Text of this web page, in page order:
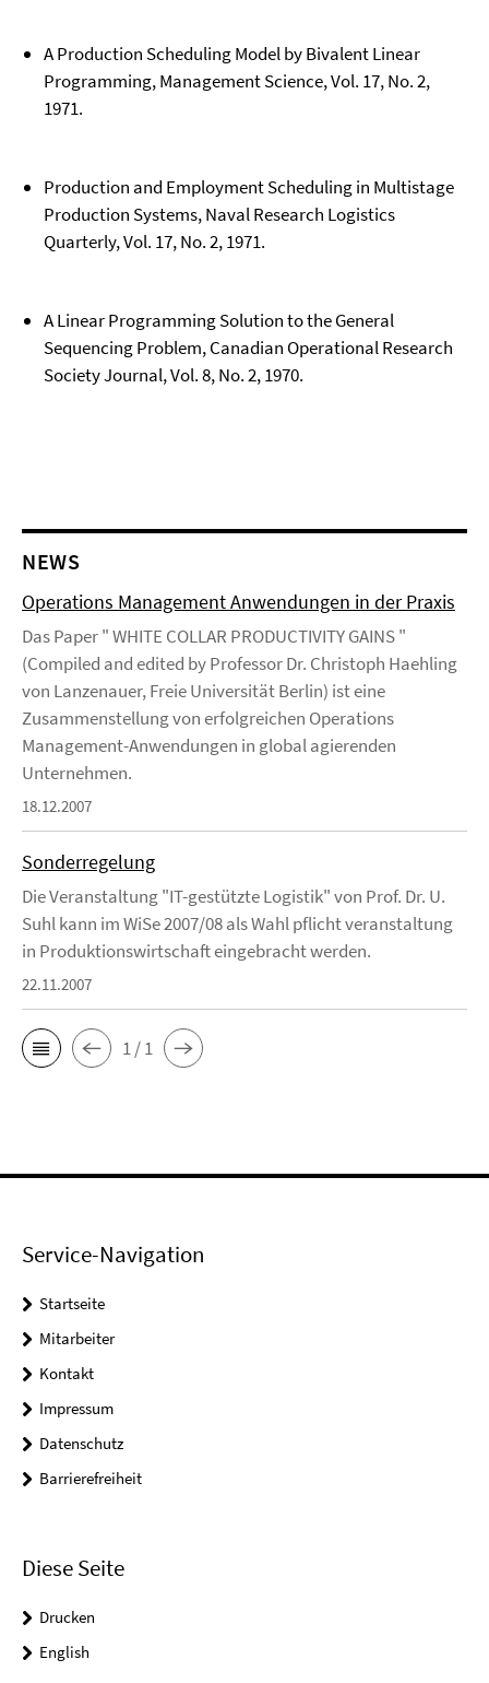
A Production Scheduling Model by Bivalent Linear
Programming, Management Science, Vol. 17, No. 2,
1971.
Production and Employment Scheduling in Multistage
Production Systems, Naval Research Logistics
Quarterly, Vol. 17, No. 2, 1971.
A Linear Programming Solution to the General
Sequencing Problem, Canadian Operational Research
Society Journal, Vol. 8, No. 2, 1970.
NEWS
Operations Management Anwendungen in der Praxis
Das Paper " WHITE COLLAR PRODUCTIVITY GAINS "
(Compiled and edited by Professor Dr. Christoph Haehling
von Lanzenauer, Freie Universität Berlin) ist eine
Zusammenstellung von erfolgreichen Operations
Management-Anwendungen in global agierenden
Unternehmen.
18.12.2007
Sonderregelung
Die Veranstaltung "IT-gestützte Logistik" von Prof. Dr. U.
Suhl kann im WiSe 2007/08 als Wahl pflicht veranstaltung
in Produktionswirtschaft eingebracht werden.
22.11.2007
1 / 1
Service-Navigation
Startseite
Mitarbeiter
Kontakt
Impressum
Datenschutz
Barrierefreiheit
Diese Seite
Drucken
English